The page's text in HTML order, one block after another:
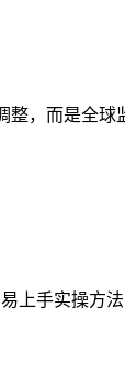
，而是全
上手实操方